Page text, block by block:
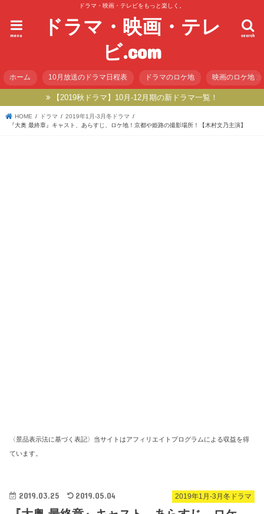
ドラマ・映画・テレビをもっと楽しく。
ドラマ・映画・テレ
ビ.com
search
menu
ホーム 10月放送のドラマ日程表 ドラマのロケ地 映画のロケ地
【2019秋ドラマ】10月-12月期の新ドラマ一覧！
HOME ドラマ
2019年1月-3月冬ドラマ
『大奥 最終章』キャスト、あらすじ、ロケ地！京都や姫路の撮影場所！【木村文乃主演】
〈景品表示法に基づく表記〉当サイトはアフィリエイトプログラムによる収益を得
ています。
2019年1月-3月冬ドラマ
2019.03.25 2019.05.04